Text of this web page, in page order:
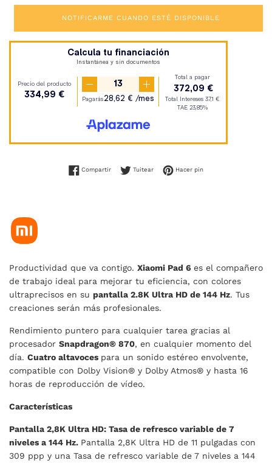
NOTIFICARME CUANDO ESTÉ DISPONIBLE
CompartirCompartir en Facebook
TuitearTuitear en Twitter
Hacer pinPinear en Pinterest
Productividad que va contigo. Xiaomi Pad 6 es el compañero
de trabajo ideal para mejorar tu eficiencia, con colores
ultraprecisos en su pantalla 2.8K Ultra HD de 144 Hz. Tus
creaciones serán más profesionales.
Rendimiento puntero para cualquier tarea gracias al
procesador Snapdragon® 870, en cualquier momento del
día. Cuatro altavoces para un sonido estéreo envolvente,
compatible con Dolby Vision® y Dolby Atmos® y hasta 16
horas de reproducción de vídeo.
Características
Pantalla 2,8K Ultra HD: Tasa de refresco variable de 7
niveles a 144 Hz. Pantalla 2,8K Ultra HD de 11 pulgadas con
309 ppp y una Tasa de refresco variable de 7 niveles a 144